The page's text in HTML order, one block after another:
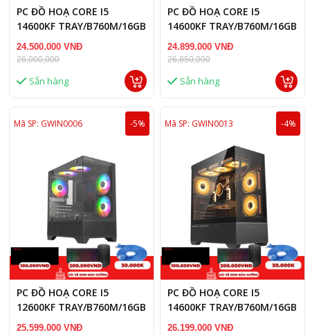
PC ĐỒ HOẠ CORE I5
14600KF TRAY/B760M/16GB
RAM/RTX 5050 8GB
24.500.000 VNĐ
26,000,000
Sẵn hàng
PC ĐỒ HOẠ CORE I5
14600KF TRAY/B760M/16GB
RAM/RTX 3060 12GB
24.899.000 VNĐ
26,850,000
Sẵn hàng
Mã SP: GWIN0006 -5%
PC ĐỒ HOẠ CORE I5
12600KF TRAY/B760M/16GB
RAM DDR5/RTX 5060 8GB
25.599.000 VNĐ
Mã SP: GWIN0013 -4%
PC ĐỒ HOẠ CORE I5
14600KF TRAY/B760M/16GB
RAM/RTX 5060 8GB
26.199.000 VNĐ